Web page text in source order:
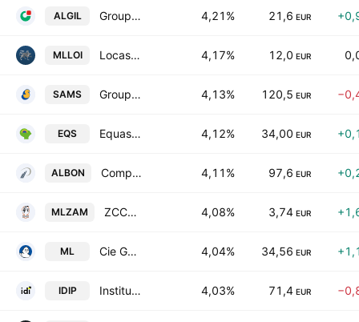
ALGIL Groupe Guillin SA 4,21% 21,6 EUR
MLLOI Locasystem International SA 4,17% 12,0 EUR
SAMS Groupe Samse 4,13% 120,5 EUR
EQS Equasens SA 4,12% 34,00 EUR
ALBON Compagnie Lebon SA 4,11% 97,6 EUR
MLZAM ZCCM Investments Holdings PLC Class B 4,08% 3,74 EUR
ML Cie Generale des Etablissements Michelin SA 4,04% 34,56 EUR
IDIP Institut de Developpement Industriel SCA 4,03% 71,4 EUR